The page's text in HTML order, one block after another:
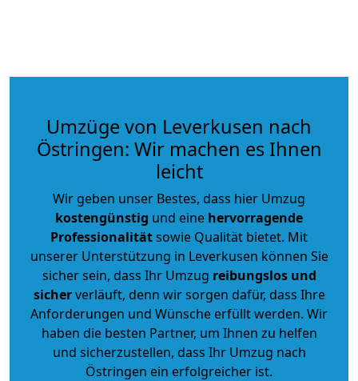
Umzüge von Leverkusen nach
Östringen: Wir machen es Ihnen
leicht
Wir geben unser Bestes, dass hier Umzug
kostengünstig und eine hervorragende
Professionalitätsowie Qualität bietet. Mit
unserer Unterstützung in Leverkusen können Sie
sicher sein, dass Ihr Umzug reibungslos und
sicherverläuft, denn wir sorgen dafür, dass Ihre
Anforderungen und Wünsche erfüllt werden. Wir
haben die besten Partner, um Ihnen zu helfen
und sicherzustellen, dass Ihr Umzug nach
Östringen ein erfolgreicher ist.